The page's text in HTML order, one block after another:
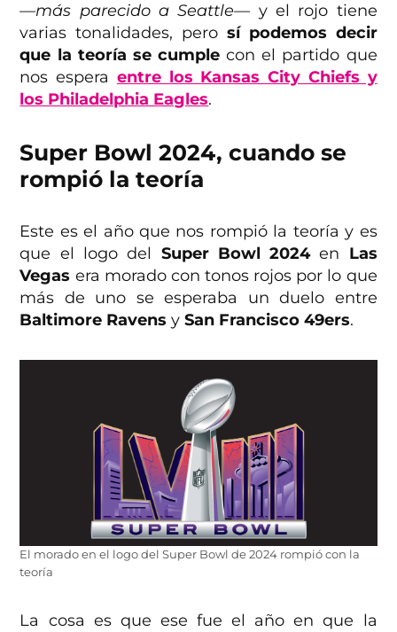
—más parecido a Seattle— y el rojo tiene
varias tonalidades, pero sí podemos decir
que la teoría se cumplecon el partido que
nos espera entre los Kansas City Chiefs y
los Philadelphia Eagles.
Super Bowl 2024, cuando se
rompió la teoría
Este es el año que nos rompió la teoría y es
que el logo del Super Bowl 2024en Las
Vegas era morado con tonos rojos por lo que
más de uno se esperaba un duelo entre
Baltimore RavensySan Francisco 49ers.
El morado en el logo del Super Bowl de 2024 rompió con la
teoría
La cosa es que ese fue el año en que la